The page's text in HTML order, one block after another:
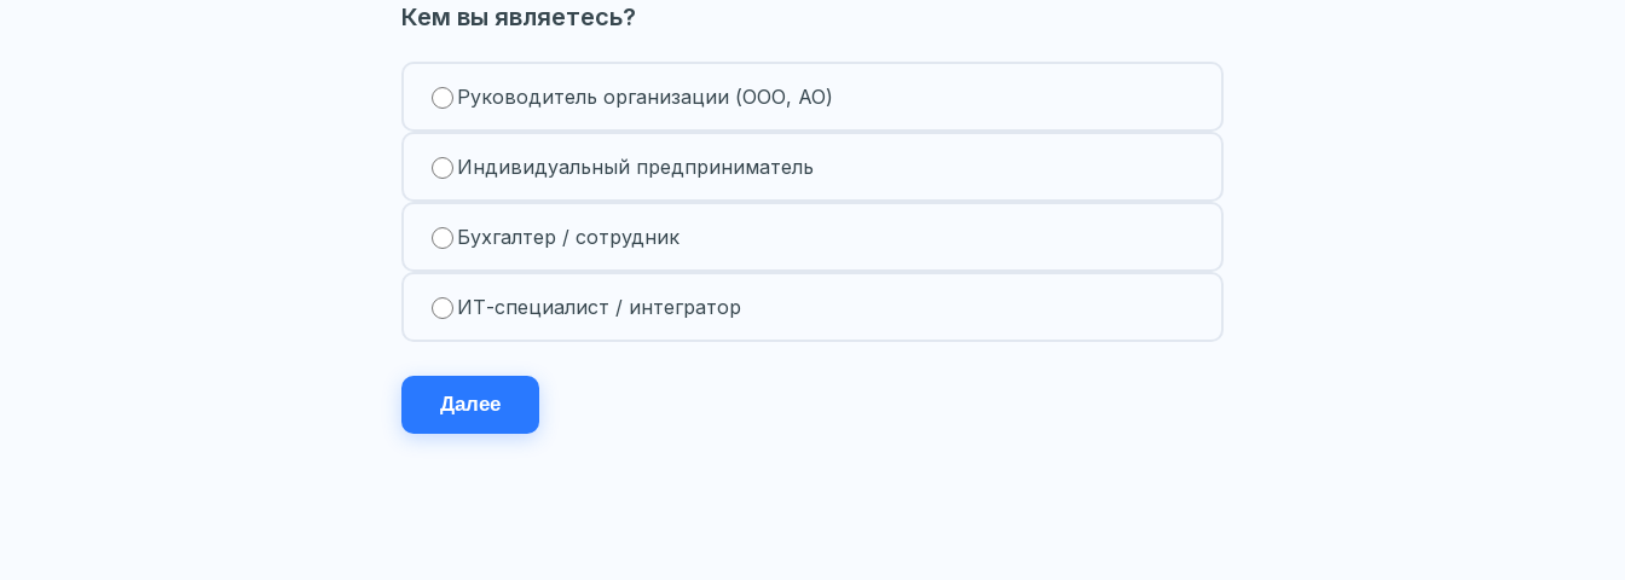
Кем вы являетесь?
Руководитель организации (ООО, АО)
Индивидуальный предприниматель
Бухгалтер / сотрудник
ИТ-специалист / интегратор
Далее